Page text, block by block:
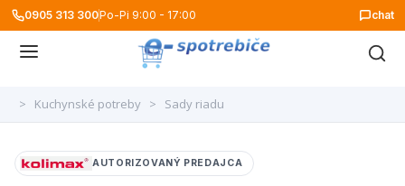
0905 313 300Po-Pi 9:00 - 17:00 chat
> Kuchynské potreby > Sady riadu
AUTORIZOVANÝ PREDAJCA